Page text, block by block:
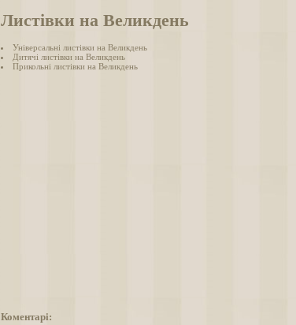
Листівки на Великдень
Універсальні листівки на Великдень
Дитячі листівки на Великдень
Прикольні листівки на Великдень
Коментарі: